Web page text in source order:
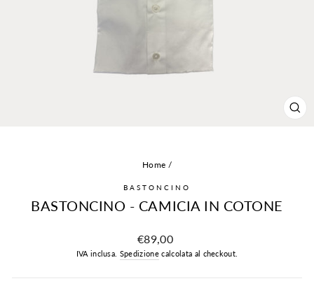
Home /
BASTONCINO
BASTONCINO - CAMICIA IN COTONE
Prezzo
€89,00
IVA inclusa. Spedizione calcolata al checkout.